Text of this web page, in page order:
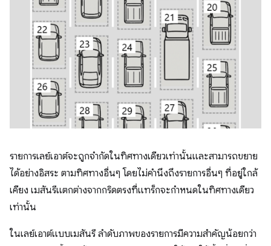
รายการเลย์เอาต์จะถูกจำกัดในทิศทางเดียวเท่านั้นและสามารถขยาย
ได้อย่างอิสระ ตามทิศทางอื่นๆ โดยไม่คำนึงถึงรายการอื่นๆ ที่อยู่ใกล้
เคียง เมสันรีแตกต่างจากกริดตรงที่แทร็กจะกำหนดในทิศทางเดียว
เท่านั้น
ในเลย์เอาต์แบบเมสันรี ลำดับภาพของรายการมีความสำคัญน้อยกว่า